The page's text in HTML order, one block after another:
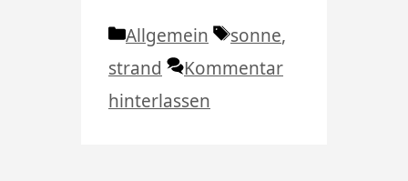
Kategorien
Allgemein Schlagwörter
sonne,
strand
Kommentar
hinterlassen